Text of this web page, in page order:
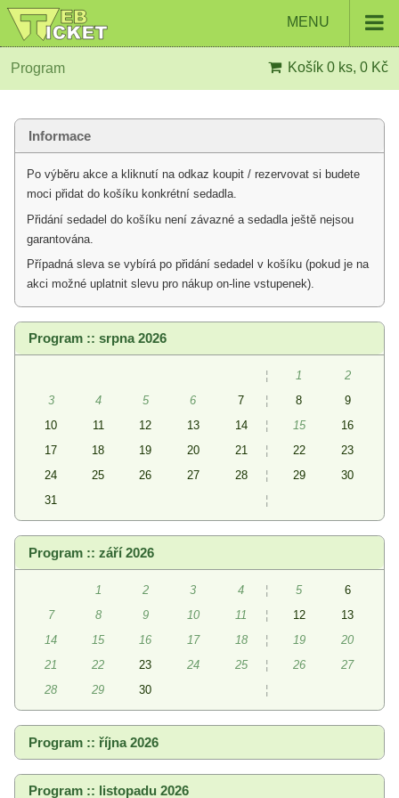
MENU
Program Košík 0 ks, 0 Kč
Informace
Po výběru akce a kliknutí na odkaz koupit / rezervovat si budete
moci přidat do košíku konkrétní sedadla.
Přidání sedadel do košíku není závazné a sedadla ještě nejsou
garantována.
Případná sleva se vybírá po přidání sedadel v košíku (pokud je na
akci možné uplatnit slevu pro nákup on-line vstupenek).
Program :: srpna 2026
¦ 1
2
3
4 5 6 7 ¦ 8
9
10
11 12 13 14 ¦ 15
16
17
18 19 20 21 ¦ 22
23
24
25 26 27 28 ¦ 29
30
31
¦
Program :: září 2026
1 2 3 4 ¦ 5
6
7
8 9 10 11 ¦ 12
13
14
15 16 17 18 ¦ 19
20
21
22 23 24 25 ¦ 26
27
28
29 30 ¦
Program :: října 2026
Program :: listopadu 2026